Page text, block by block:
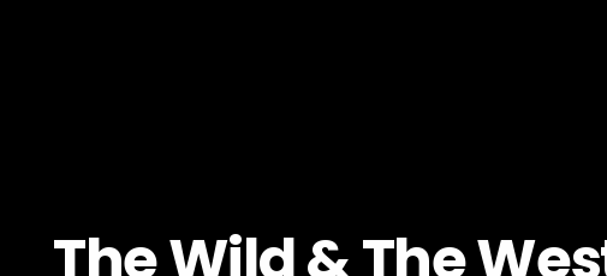
The Wild & The